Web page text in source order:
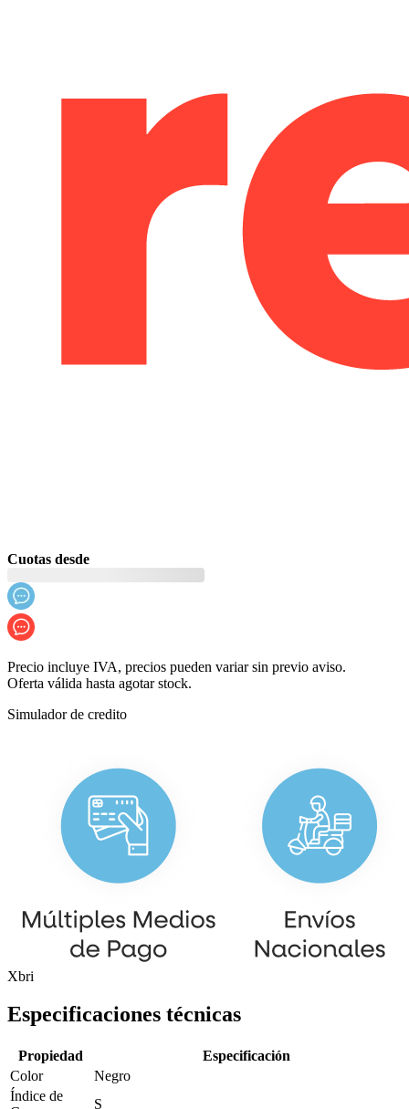
Cuotas desde
Precio incluye IVA, precios pueden variar sin previo aviso.
Oferta válida hasta agotar stock.
Simulador de credito
Xbri
Especificaciones técnicas
Propiedad
Especificación
Color
Negro
Índice de
S